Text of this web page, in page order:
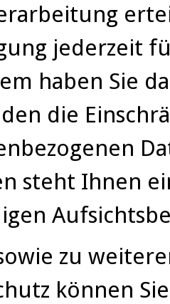
jederzeit
haben Sie
die
steht Ihnen
zu
können